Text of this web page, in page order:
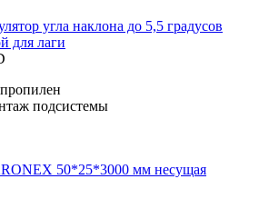
угла наклона до 5,5 градусов
для лаги
подсистемы
50*25*3000 мм несущая